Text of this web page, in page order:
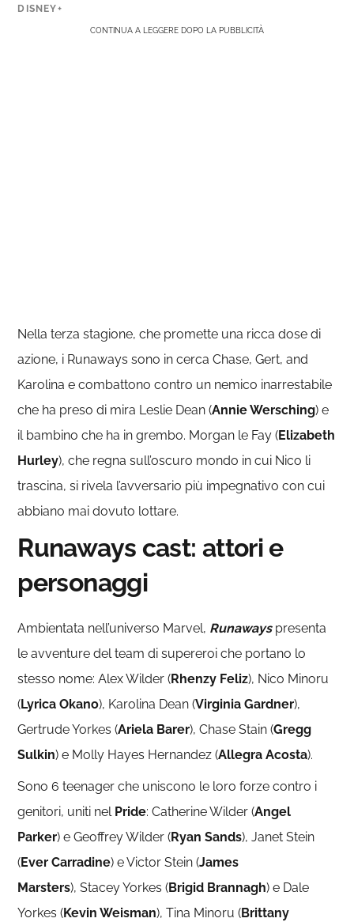
DISNEY+
CONTINUA A LEGGERE DOPO LA PUBBLICITÀ
Nella terza stagione, che promette una ricca dose di
azione, i Runaways sono in cerca Chase, Gert, and
Karolina e combattono contro un nemico inarrestabile
che ha preso di mira Leslie Dean (Annie Wersching) e
il bambino che ha in grembo. Morgan le Fay (Elizabeth
Hurley), che regna sull’oscuro mondo in cui Nico li
trascina, si rivela l’avversario più impegnativo con cui
abbiano mai dovuto lottare.
Runaways cast: attori e
personaggi
Ambientata nell’universo Marvel, Runawayspresenta
le avventure del team di supereroi che portano lo
stesso nome: Alex Wilder (Rhenzy Feliz), Nico Minoru
(Lyrica Okano), Karolina Dean (Virginia Gardner),
Gertrude Yorkes (Ariela Barer), Chase Stain (Gregg
Sulkin) e Molly Hayes Hernandez (Allegra Acosta).
Sono 6 teenager che uniscono le loro forze contro i
genitori, uniti nel Pride: Catherine Wilder (Angel
Parker) e Geoffrey Wilder (Ryan Sands), Janet Stein
(Ever Carradine) e Victor Stein (James
Marsters), Stacey Yorkes (Brigid Brannagh) e Dale
Yorkes (Kevin Weisman), Tina Minoru (Brittany